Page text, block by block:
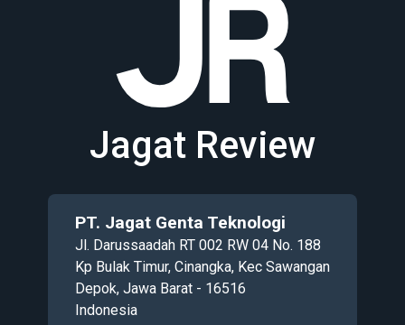
Jagat Review
PT. Jagat Genta Teknologi
Jl. Darussaadah RT 002 RW 04 No. 188
Kp Bulak Timur, Cinangka, Kec Sawangan
Depok, Jawa Barat - 16516
Indonesia